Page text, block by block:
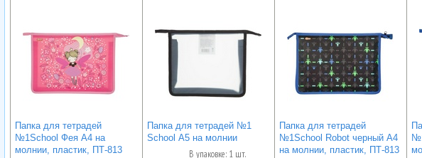
Папка для тетрадей
№1School Фея А4 на
молнии, пластик, ПТ-813
Папка для тетрадей №1
School А5 на молнии
В упаковке: 1 шт.
Папка для тетрадей
№1School Robot черный А4
на молнии, пластик, ПТ-813